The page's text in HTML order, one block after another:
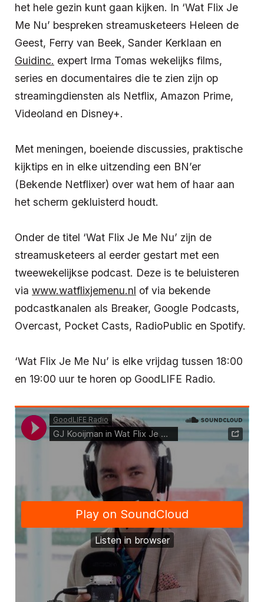
het hele gezin kunt gaan kijken. In ‘Wat Flix Je
Me Nu’ bespreken streamusketeers Heleen de
Geest, Ferry van Beek, Sander Kerklaan en
Guidinc. expert Irma Tomas wekelijks films,
series en documentaires die te zien zijn op
streamingdiensten als Netflix, Amazon Prime,
Videoland en Disney+.
Met meningen, boeiende discussies, praktische
kijktips en in elke uitzending een BN’er
(Bekende Netflixer) over wat hem of haar aan
het scherm gekluisterd houdt.
Onder de titel ‘Wat Flix Je Me Nu’ zijn de
streamusketeers al eerder gestart met een
tweewekelijkse podcast. Deze is te beluisteren
via www.watflixjemenu.nl of via bekende
podcastkanalen als Breaker, Google Podcasts,
Overcast, Pocket Casts, RadioPublic en Spotify.
‘Wat Flix Je Me Nu’ is elke vrijdag tussen 18:00
en 19:00 uur te horen op GoodLIFE Radio.